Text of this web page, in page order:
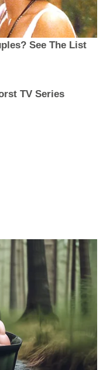
See The List
TV Series